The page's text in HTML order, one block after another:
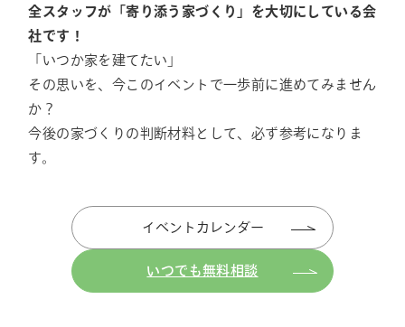
全スタッフが「寄り添う家づくり」を大切にしている会
社です！
「いつか家を建てたい」
その思いを、今このイベントで一歩前に進めてみません
か？
今後の家づくりの判断材料として、必ず参考になりま
す。
イベントカレンダー
いつでも無料相談